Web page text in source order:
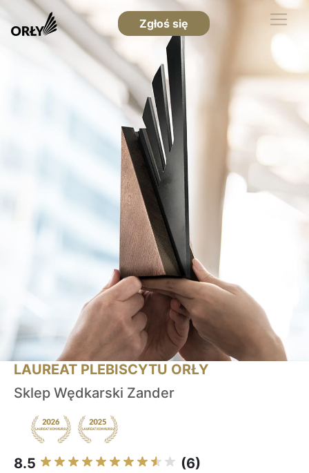
Zgłoś się
LAUREAT PLEBISCYTU ORŁY
Sklep Wędkarski Zander
8.5 (6)